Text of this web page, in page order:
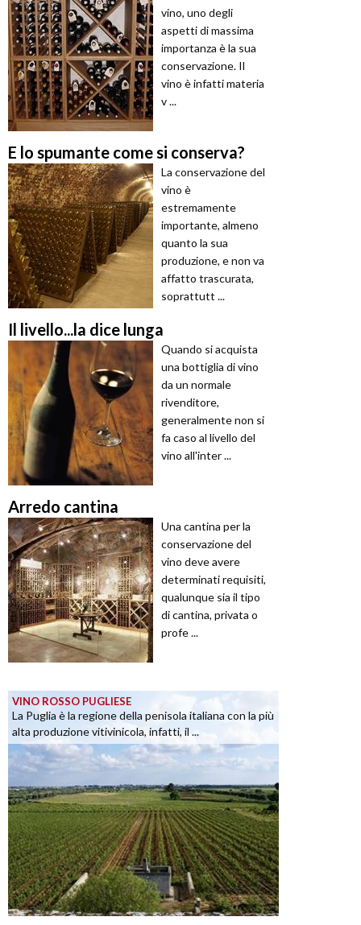
vino, uno degli
aspetti di massima
importanza è la sua
conservazione. Il
vino è infatti materia
v ...
E lo spumante come si conserva?
La conservazione del
vino è
estremamente
importante, almeno
quanto la sua
produzione, e non va
affatto trascurata,
soprattutt ...
Il livello...la dice lunga
Quando si acquista
una bottiglia di vino
da un normale
rivenditore,
generalmente non si
fa caso al livello del
vino all'inter ...
Arredo cantina
Una cantina per la
conservazione del
vino deve avere
determinati requisiti,
qualunque sia il tipo
di cantina, privata o
profe ...
VINO ROSSO PUGLIESE
La Puglia è la regione della penisola italiana con la più
alta produzione vitivinicola, infatti, il ...